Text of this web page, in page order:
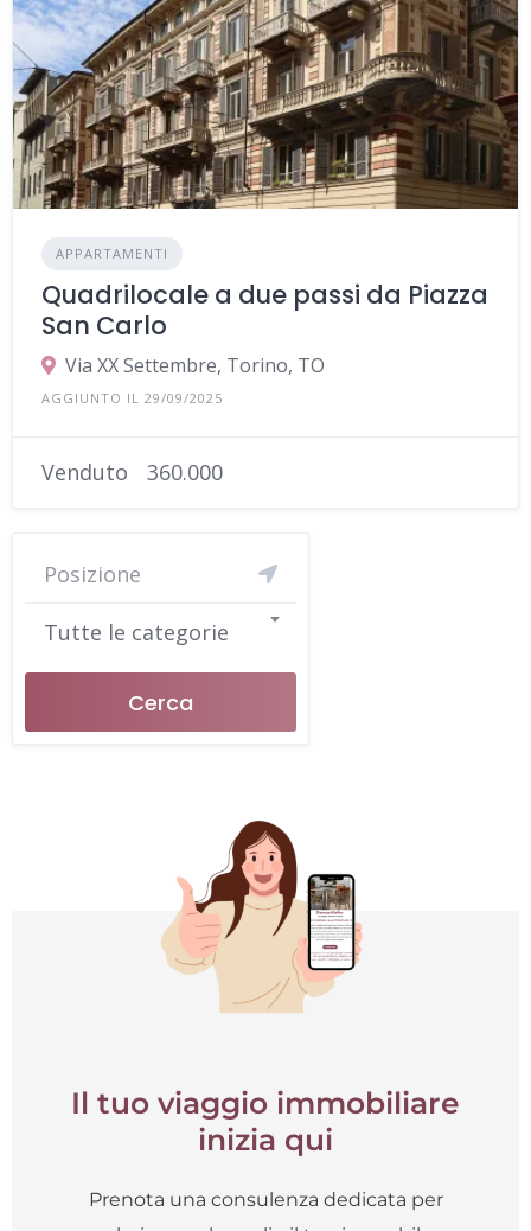
APPARTAMENTI
Quadrilocale a due passi da Piazza
San Carlo
Via XX Settembre, Torino, TO
AGGIUNTO IL 29/09/2025
Venduto 360.000
Tutte le categorie
Cerca
Il tuo viaggio immobiliare
inizia qui
Prenota una consulenza dedicata per